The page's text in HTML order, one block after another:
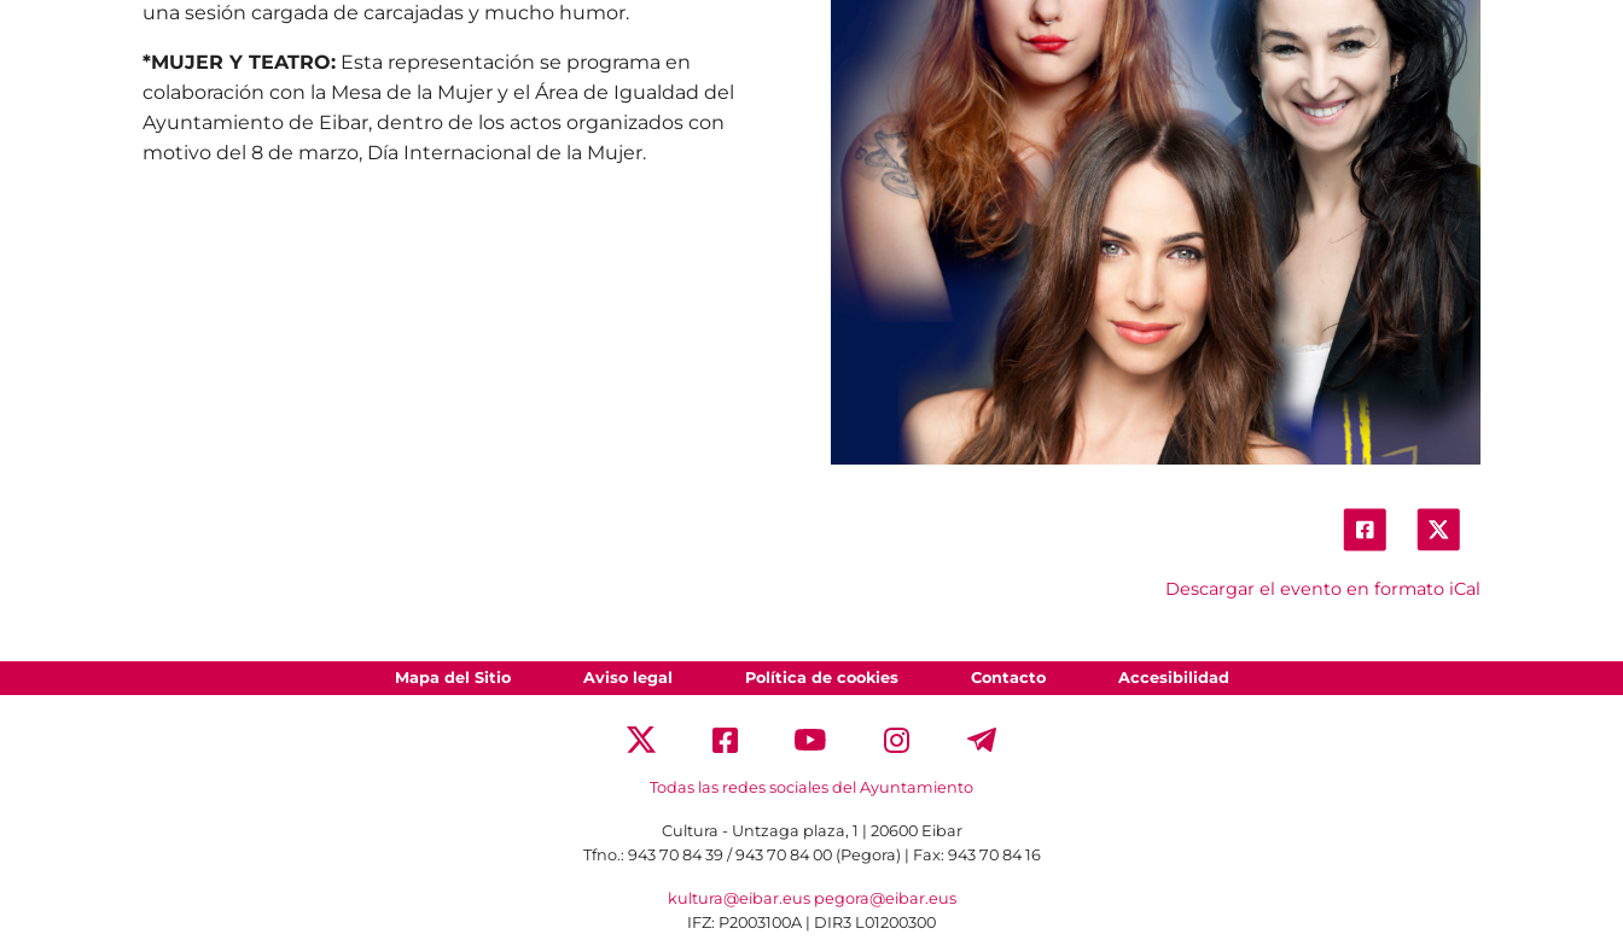
Descargar el evento en formato iCal
una sesión cargada de carcajadas y mucho humor.
*MUJER Y TEATRO: Esta representación se programa en
colaboración con la Mesa de la Mujer y el Área de Igualdad del
Ayuntamiento de Eibar, dentro de los actos organizados con
motivo del 8 de marzo, Día Internacional de la Mujer.
Mapa del Sitio Aviso legal Política de cookies Contacto Accesibilidad
Todas las redes sociales del Ayuntamiento
Cultura - Untzaga plaza, 1 | 20600 Eibar
Tfno.: 943 70 84 39 / 943 70 84 00 (Pegora) | Fax: 943 70 84 16
kultura@eibar.eus pegora@eibar.eus
IFZ: P2003100A | DIR3 L01200300